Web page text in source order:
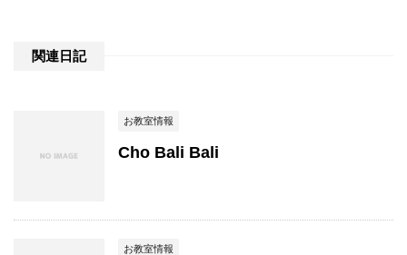
関連日記
お教室情報
Cho Bali Bali
お教室情報